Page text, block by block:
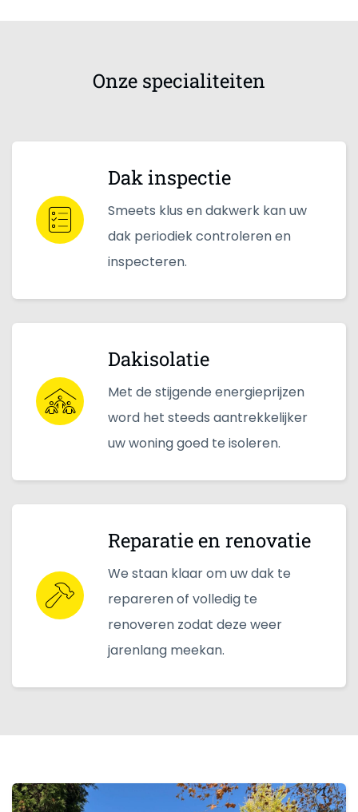
Onze specialiteiten
Dak inspectie
Smeets klus en dakwerk kan uw
dak periodiek controleren en
inspecteren.
Dakisolatie
Met de stijgende energieprijzen
word het steeds aantrekkelijker
uw woning goed te isoleren.
Reparatie en renovatie
We staan klaar om uw dak te
repareren of volledig te
renoveren zodat deze weer
jarenlang meekan.